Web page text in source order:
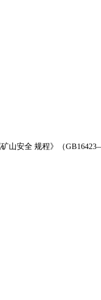
山安全 规程》（